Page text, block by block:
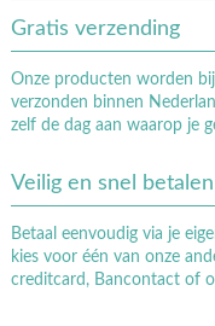
Gratis verzending
Onze producten worden
verzonden binnen
zelf de dag aan waarop je
Veilig en snel betalen
Betaal eenvoudig via je
kies voor één van onze
creditcard, Bancontact of